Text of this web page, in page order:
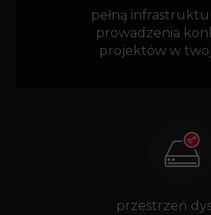
przestrzeń
pełną
prowadzenia
projektów w